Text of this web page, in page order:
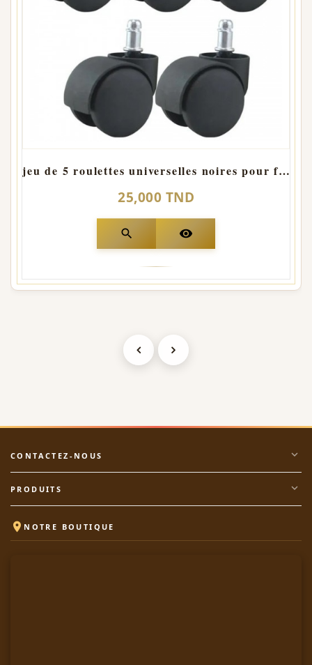
jeu de 5 roulettes universelles noires pour fauteuil
25,000 TND
search visibility
CONTACTEZ-NOUS expand_more
PRODUITS expand_more
 NOTRE BOUTIQUE